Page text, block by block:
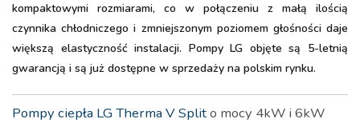
kompaktowymi rozmiarami, co w połączeniu z małą ilością
czynnika chłodniczego i zmniejszonym poziomem głośności daje
większą elastyczność instalacji. Pompy LG objęte są 5-letnią
gwarancją i są już dostępne w sprzedaży na polskim rynku.
Pompy ciepła LG Therma V Splito mocy 4kW i 6kW